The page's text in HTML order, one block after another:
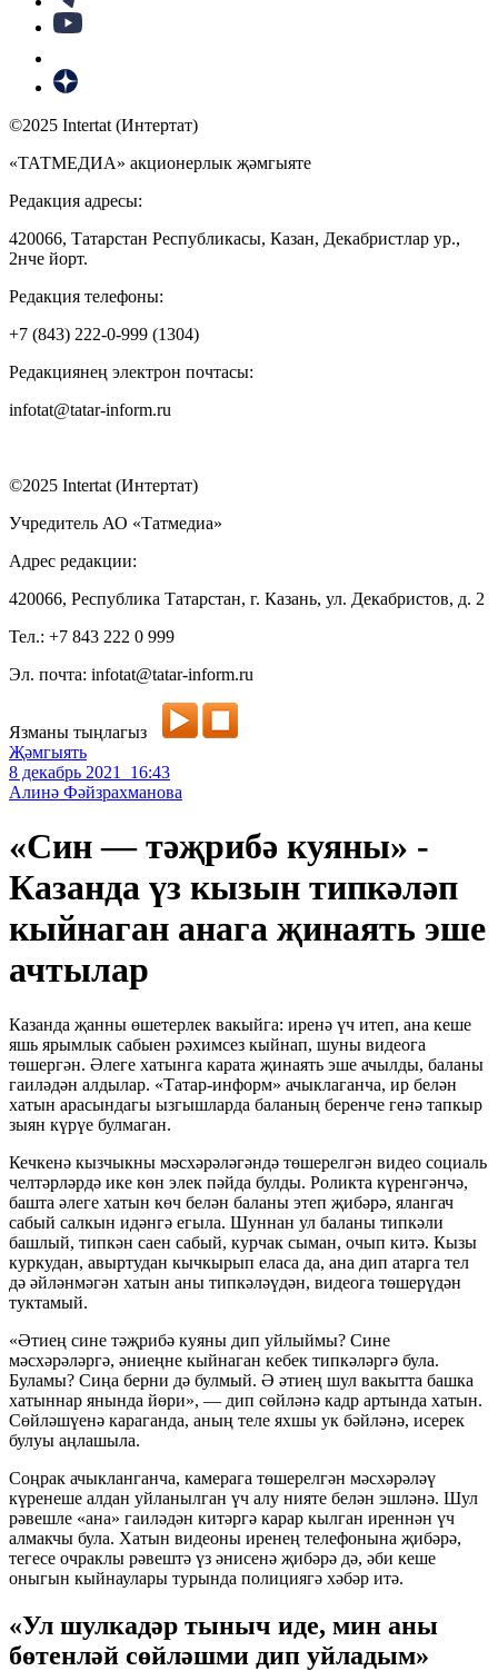
©2025 Intertat (Интертат)
«ТАТМЕДИА» акционерлык җәмгыяте
Редакция адресы:
420066, Татарстан Республикасы, Казан, Декабристлар ур.,
2нче йорт.
Редакция телефоны:
+7 (843) 222-0-999 (1304)
Редакциянең электрон почтасы:
infotat@tatar-inform.ru
©2025 Intertat (Интертат)
Учредитель АО «Татмедиа»
Адрес редакции:
420066, Республика Татарстан, г. Казань, ул. Декабристов, д. 2
Тел.: +7 843 222 0 999
Эл. почта: infotat@tatar-inform.ru
Язманы тыңлагыз
Җәмгыять
8 декабрь 2021 16:43
Алинә Фәйзрахманова
«Син — тәҗрибә куяны» -
Казанда үз кызын типкәләп
кыйнаган анага җинаять эше
ачтылар
Казанда җанны өшетерлек вакыйга: иренә үч итеп, ана кеше
яшь ярымлык сабыен рәхимсез кыйнап, шуны видеога
төшергән. Әлеге хатынга карата җинаять эше ачылды, баланы
гаиләдән алдылар. «Татар-информ» ачыклаганча, ир белән
хатын арасындагы ызгышларда баланың беренче генә тапкыр
зыян күрүе булмаган.
Кечкенә кызчыкны мәсхәрәләгәндә төшерелгән видео социаль
челтәрләрдә ике көн элек пәйда булды. Роликта күренгәнчә,
башта әлеге хатын көч белән баланы этеп җибәрә, ялангач
сабый салкын идәнгә егыла. Шуннан ул баланы типкәли
башлый, типкән саен сабый, курчак сыман, очып китә. Кызы
куркудан, авыртудан кычкырып еласа да, ана дип атарга тел
дә әйләнмәгән хатын аны типкәләүдән, видеога төшерүдән
туктамый.
«Әтиең сине тәҗрибә куяны дип уйлыймы? Сине
мәсхәрәләргә, әниеңне кыйнаган кебек типкәләргә була.
Буламы? Сиңа берни дә булмый. Ә әтиең шул вакытта башка
хатыннар янында йөри», — дип сөйләнә кадр артында хатын.
Сөйләшүенә караганда, аның теле яхшы ук бәйләнә, исерек
булуы аңлашыла.
Соңрак ачыкланганча, камерага төшерелгән мәсхәрәләү
күренеше алдан уйланылган үч алу нияте белән эшләнә. Шул
рәвешле «ана» гаиләдән китәргә карар кылган иреннән үч
алмакчы була. Хатын видеоны иренең телефонына җибәрә,
тегесе очраклы рәвештә үз әнисенә җибәрә дә, әби кеше
оныгын кыйнаулары турында полициягә хәбәр итә.
«Ул шулкадәр тыныч иде, мин аны
бөтенләй сөйләшми дип уйладым»